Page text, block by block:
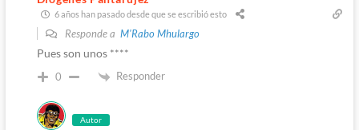
6 años han pasado desde que se escribió esto
Responde a M'Rabo Mhulargo
Pues son unos ****
0 Responder
Autor